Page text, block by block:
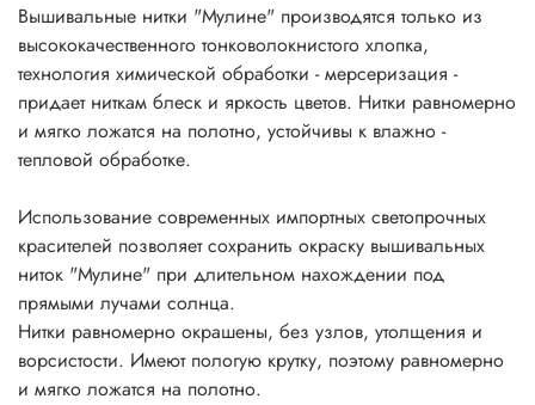
Вышивальные нитки "Мулине" производятся только из
высококачественного тонковолокнистого хлопка,
технология химической обработки - мерсеризация -
придает ниткам блеск и яркость цветов. Нитки равномерно
и мягко ложатся на полотно, устойчивы к влажно -
тепловой обработке.
Использование современных импортных светопрочных
красителей позволяет сохранить окраску вышивальных
ниток "Мулине" при длительном нахождении под
прямыми лучами солнца.
Нитки равномерно окрашены, без узлов, утолщения и
ворсистости. Имеют пологую крутку, поэтому равномерно
и мягко ложатся на полотно.